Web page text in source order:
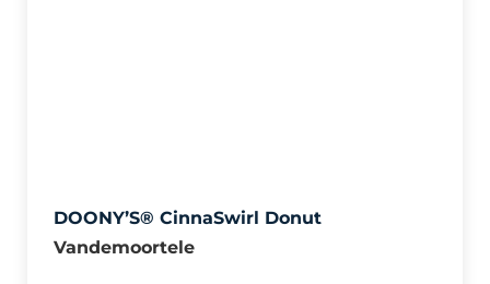
DOONY’S® CinnaSwirl Donut
Vandemoortele